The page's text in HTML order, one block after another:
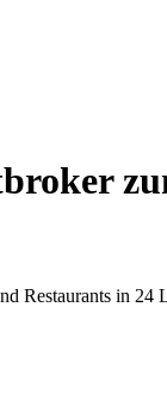
Restaurants in 24